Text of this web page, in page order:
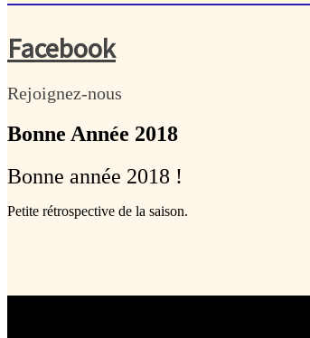
Facebook
Rejoignez-nous
Bonne Année 2018
Bonne année 2018 !
Petite rétrospective de la saison.